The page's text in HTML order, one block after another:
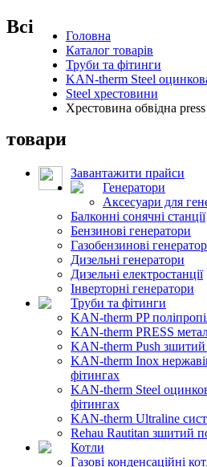
Головна
Каталог товарів
Труби та фітинги
KAN-therm Steel
Steel хрестовини
Хрестовина обвідна
Всі
товари
Завантажити прайси
Генератори
Аксесуари для
Балконні сонячні станції
Бензинові генератори
Газобензинові
Дизельні генератори
Дизельні електростанції
Інверторні генератори
Труби та фітинги
KAN-therm PP
KAN-therm PRESS
KAN-therm Push зшитий
KAN-therm Inox
фітингах
KAN-therm Steel
фітингах
KAN-therm Ultraline
Rehau Rautitan зшитий
Котли
Газові конденсаційні